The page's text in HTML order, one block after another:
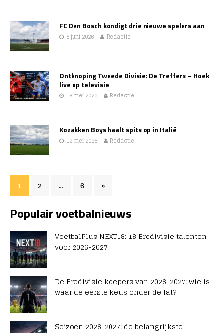
FC Den Bosch kondigt drie nieuwe spelers aan
6 juni 2026 Redactie
Ontknoping Tweede Divisie: De Treffers – Hoek
live op televisie
19 mei 2026 Redactie
Kozakken Boys haalt spits op in Italië
12 mei 2026 Redactie
1 2 … 6 »
Populair voetbalnieuws
VoetbalPlus NEXT18: 18 Eredivisie talenten
voor 2026-2027
De Eredivisie keepers van 2026-2027: wie is
waar de eerste keus onder de lat?
Seizoen 2026-2027: de belangrijkste